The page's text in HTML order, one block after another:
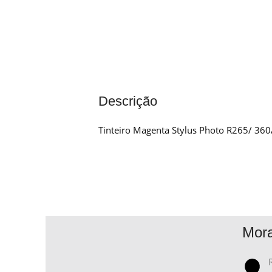
Descrição
Tinteiro Magenta Stylus Photo R265/